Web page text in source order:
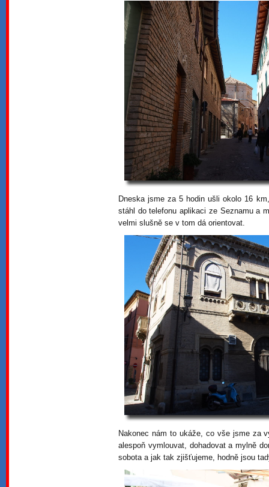
Dneska jsme za 5 hodin ušli okolo 16
stáhl do telefonu aplikaci ze Seznamu a
velmi slušně se v tom dá orientovat.
Nakonec nám to ukáže, co vše jsme za
alespoň vymlouvat, dohadovat a mylně
sobota a jak tak zjišťujeme, hodně jsou